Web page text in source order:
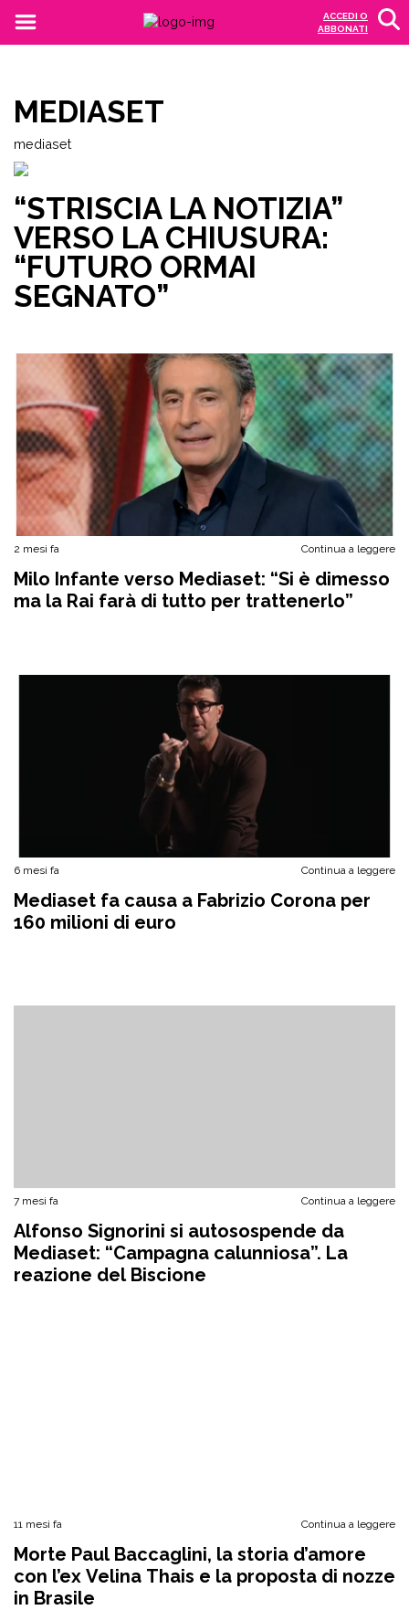
ACCEDI O
ABBONATI
MEDIASET
mediaset
“STRISCIA LA NOTIZIA”
VERSO LA CHIUSURA:
“FUTURO ORMAI
SEGNATO”
2 mesi fa Continua a leggere
Milo Infante verso Mediaset: “Si è dimesso
ma la Rai farà di tutto per trattenerlo”
6 mesi fa Continua a leggere
Mediaset fa causa a Fabrizio Corona per
160 milioni di euro
7 mesi fa Continua a leggere
Alfonso Signorini si autosospende da
Mediaset: “Campagna calunniosa”. La
reazione del Biscione
11 mesi fa Continua a leggere
Morte Paul Baccaglini, la storia d’amore
con l’ex Velina Thais e la proposta di nozze
in Brasile